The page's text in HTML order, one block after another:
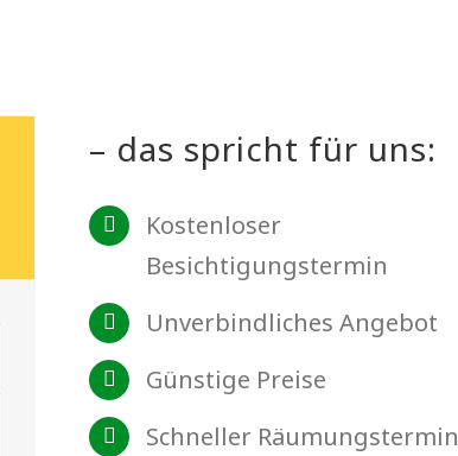
– das spricht für uns:
Kostenloser
Besichtigungstermin
Unverbindliches Angebot
Günstige Preise
Schneller Räumungstermin